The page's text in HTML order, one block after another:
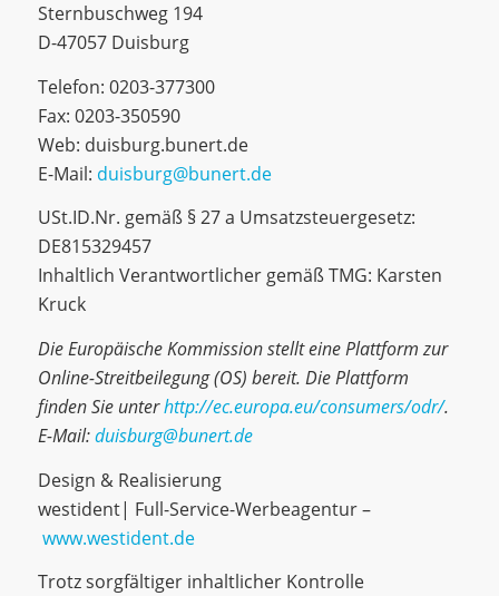
Sternbuschweg 194
D-47057 Duisburg
Telefon: 0203-377300
Fax: 0203-350590
Web: duisburg.bunert.de
E-Mail: duisburg@bunert.de
USt.ID.Nr. gemäß § 27 a Umsatzsteuergesetz:
DE815329457
Inhaltlich Verantwortlicher gemäß TMG: Karsten
Kruck
Die Europäische Kommission stellt eine Plattform zur
Online-Streitbeilegung (OS) bereit. Die Plattform
finden Sie unterhttp://ec.europa.eu/consumers/odr/.
E-Mail:duisburg@bunert.de
Design & Realisierung
westident| Full-Service-Werbeagentur –
www.westident.de
Trotz sorgfältiger inhaltlicher Kontrolle